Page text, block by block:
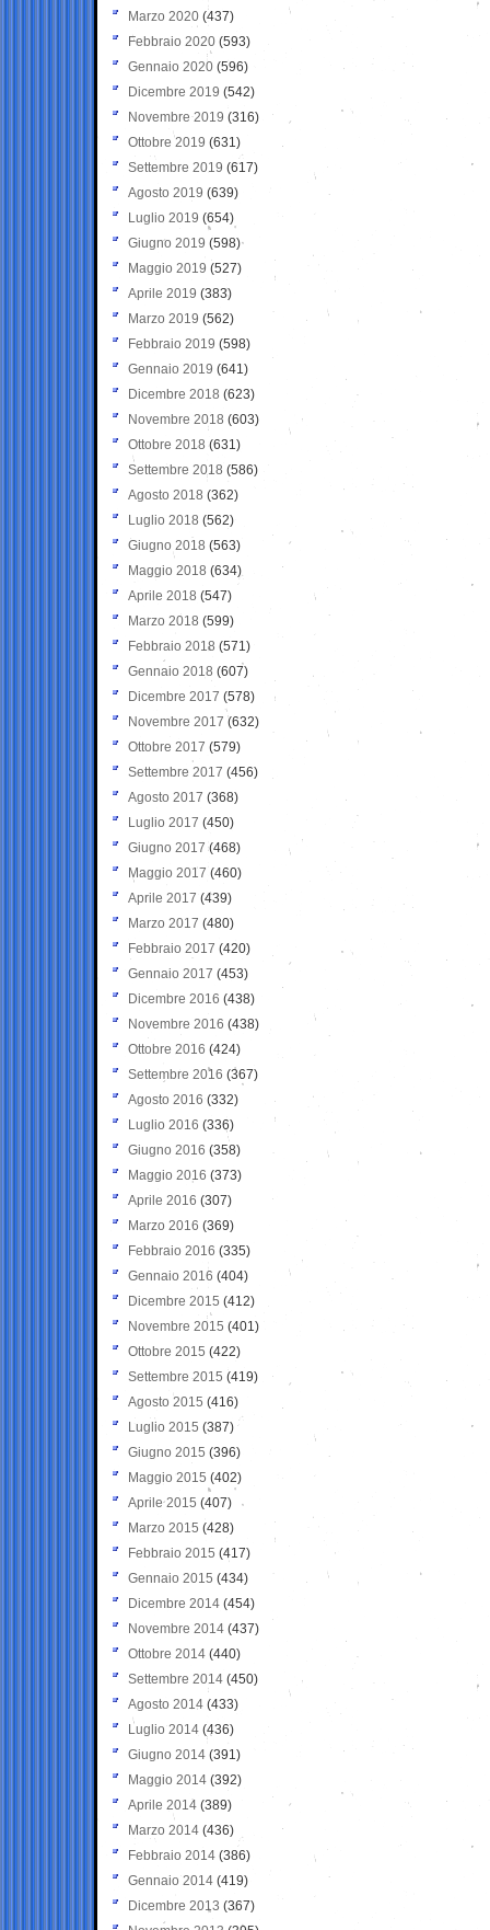
Marzo 2020 (437)
Febbraio 2020 (593)
Gennaio 2020 (596)
Dicembre 2019 (542)
Novembre 2019 (316)
Ottobre 2019 (631)
Settembre 2019 (617)
Agosto 2019 (639)
Luglio 2019 (654)
Giugno 2019 (598)
Maggio 2019 (527)
Aprile 2019 (383)
Marzo 2019 (562)
Febbraio 2019 (598)
Gennaio 2019 (641)
Dicembre 2018 (623)
Novembre 2018 (603)
Ottobre 2018 (631)
Settembre 2018 (586)
Agosto 2018 (362)
Luglio 2018 (562)
Giugno 2018 (563)
Maggio 2018 (634)
Aprile 2018 (547)
Marzo 2018 (599)
Febbraio 2018 (571)
Gennaio 2018 (607)
Dicembre 2017 (578)
Novembre 2017 (632)
Ottobre 2017 (579)
Settembre 2017 (456)
Agosto 2017 (368)
Luglio 2017 (450)
Giugno 2017 (468)
Maggio 2017 (460)
Aprile 2017 (439)
Marzo 2017 (480)
Febbraio 2017 (420)
Gennaio 2017 (453)
Dicembre 2016 (438)
Novembre 2016 (438)
Ottobre 2016 (424)
Settembre 2016 (367)
Agosto 2016 (332)
Luglio 2016 (336)
Giugno 2016 (358)
Maggio 2016 (373)
Aprile 2016 (307)
Marzo 2016 (369)
Febbraio 2016 (335)
Gennaio 2016 (404)
Dicembre 2015 (412)
Novembre 2015 (401)
Ottobre 2015 (422)
Settembre 2015 (419)
Agosto 2015 (416)
Luglio 2015 (387)
Giugno 2015 (396)
Maggio 2015 (402)
Aprile 2015 (407)
Marzo 2015 (428)
Febbraio 2015 (417)
Gennaio 2015 (434)
Dicembre 2014 (454)
Novembre 2014 (437)
Ottobre 2014 (440)
Settembre 2014 (450)
Agosto 2014 (433)
Luglio 2014 (436)
Giugno 2014 (391)
Maggio 2014 (392)
Aprile 2014 (389)
Marzo 2014 (436)
Febbraio 2014 (386)
Gennaio 2014 (419)
Dicembre 2013 (367)